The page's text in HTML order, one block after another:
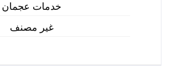
خدمات عجمان
غير مصنف